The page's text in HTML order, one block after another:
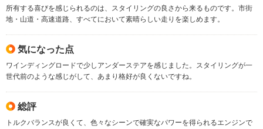
所有する喜びを感じられるのは、スタイリングの良さから来るものです。市街
地・山道・高速道路、すべてにおいて素晴らしい走りを楽しめます。
気になった点
ワインディングロードで少しアンダーステアを感じました。スタイリングが一
世代前のような感じがして、あまり格好が良くないですね。
総評
トルクバランスが良くて、色々なシーンで確実なパワーを得られるエンジンで